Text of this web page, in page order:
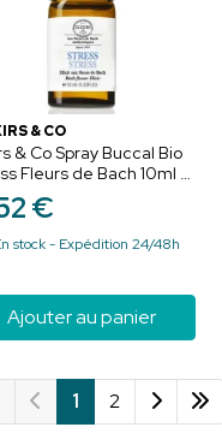
& CO
& Co Spray Buccal Bio
Fleurs de Bach 10ml –
nomade
€
stock - Expédition 24/48h
Ajouter au panier
1 2